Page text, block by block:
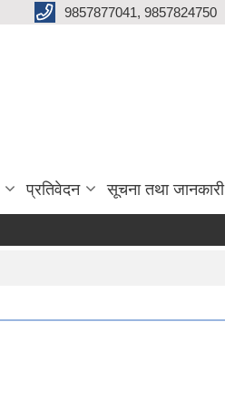
9857877041, 9857824750
प्रतिवेदन सूचना तथा जानकारी